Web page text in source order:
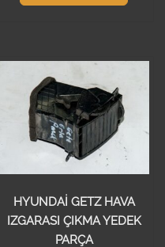
HYUNDAİ GETZ HAVA
IZGARASI ÇIKMA YEDEK
PARÇA